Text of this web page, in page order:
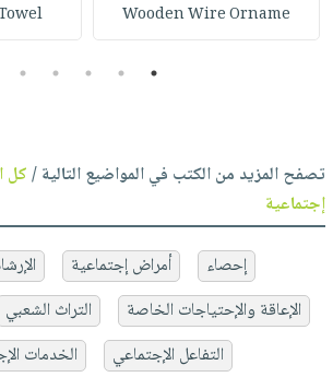
Wooden Wire Orname
1
2
3
4
5
تصفح المزيد من الكتب في المواضيع التالية /كل
إجتماعية
إحصاء أمراض إجتماعية
الإعاقة والإحتياجات الخاصة
التراث الشعبي
التفاعل الإجتماعي
الخدمات